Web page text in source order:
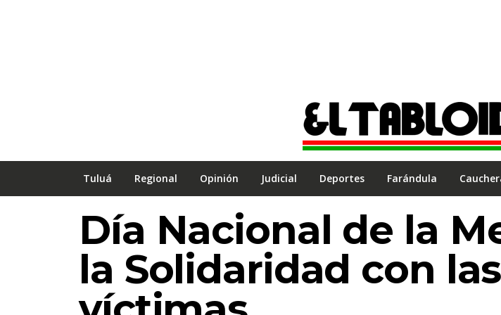
Tuluá Regional Opinión Judicial Deportes Farándula
Día Nacional de la
la Solidaridad con las